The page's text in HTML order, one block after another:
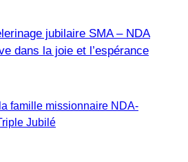
jubilaire SMA – NDA
dans la joie et l’espérance